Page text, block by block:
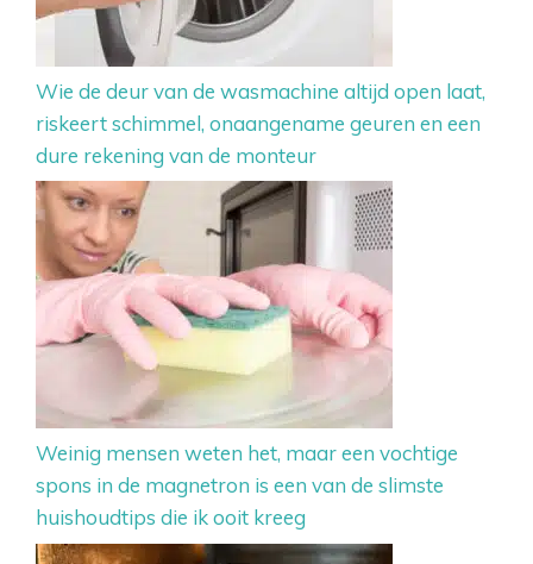
Wie de deur van de wasmachine altijd open laat,
riskeert schimmel, onaangename geuren en een
dure rekening van de monteur
Weinig mensen weten het, maar een vochtige
spons in de magnetron is een van de slimste
huishoudtips die ik ooit kreeg